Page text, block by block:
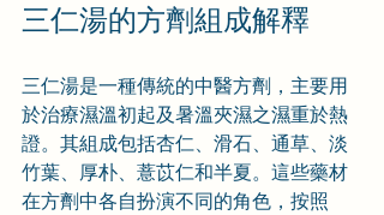
三仁湯的方劑組成解釋
三仁湯是一種傳統的中醫方劑，主要用
於治療濕溫初起及暑溫夾濕之濕重於熱
證。其組成包括杏仁、滑石、通草、淡
竹葉、厚朴、薏苡仁和半夏。這些藥材
在方劑中各自扮演不同的角色，按照